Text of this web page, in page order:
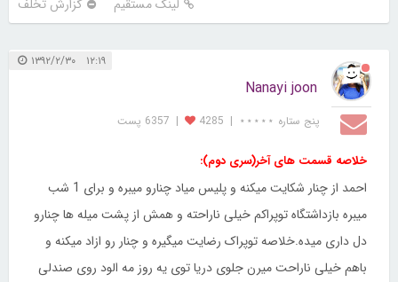
لینک مستقیم گزارش تخلف
۱۲:۱۹ ۱۳۹۲/۲/۳۰
Nanayi joon
پنج ستاره ⋆⋆⋆⋆⋆ |
4285
| 6357 پست
خلاصه قسمت های آخر(سری دوم):
احمد از چنار شکایت میکنه و پلیس میاد چنارو میبره و برای 1 شب
میبره بازداشتگاه توپراکم خیلی ناراحته و همش از پشت میله ها چنارو
دل داری میده.خلاصه توپراک رضایت میگیره و چنار رو ازاد میکنه و
باهم خیلی ناراحت میرن جلوی دریا توی یه روز مه الود روی صندلی